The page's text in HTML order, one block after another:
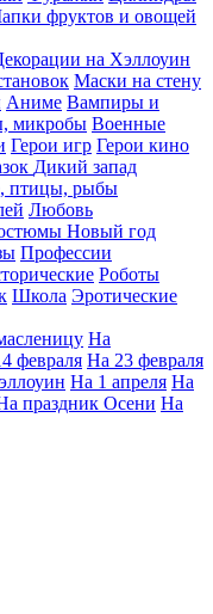
фруктов и овощей
на Хэллоуин
Маски на стену
Аниме Вампиры и
микробы Военные
Герои игр Герои кино
Дикий запад
птицы, рыбы
Любовь
Новый год
Профессии
Роботы
Школа Эротические
На
февраля На 23 февраля
На 1 апреля На
праздник Осени На